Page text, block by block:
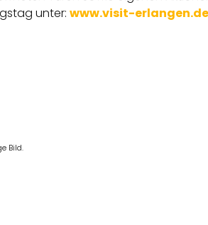
unter: www.visit-
Bild.